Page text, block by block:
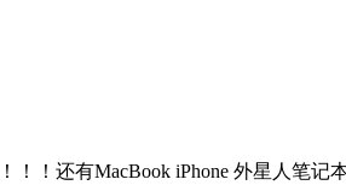
！！还有MacBook iPhone 外星人